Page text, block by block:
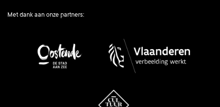
Met dank aan onze partners: